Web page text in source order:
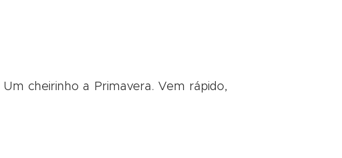
cheirinho a Primavera. Vem rápido,